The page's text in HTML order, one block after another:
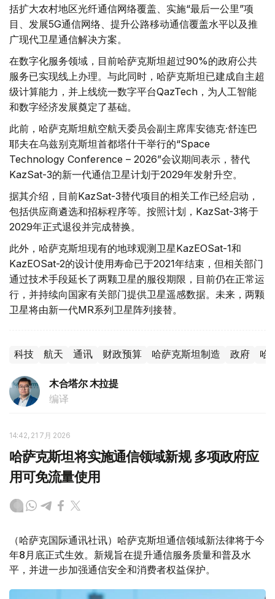
括扩大农村地区光纤通信网络覆盖、实施“最后一公里”项
目、发展5G通信网络、提升公路移动通信覆盖水平以及推
广现代卫星通信解决方案。
在数字化服务领域，目前哈萨克斯坦超过90%的政府公共
服务已实现线上办理。与此同时，哈萨克斯坦已建成自主超
级计算能力，并上线统一数字平台QazTech，为人工智能
和数字经济发展奠定了基础。
此前，哈萨克斯坦航空航天委员会副主席库安德克·舒连巴
耶夫在乌兹别克斯坦首都塔什干举行的“Space
Technology Conference – 2026”会议期间表示，替代
KazSat-3的新一代通信卫星计划于2029年发射升空。
据其介绍，目前KazSat-3替代项目的相关工作已经启动，
包括供应商遴选和招标程序等。按照计划，KazSat-3将于
2029年正式退役并完成替换。
此外，哈萨克斯坦现有的地球观测卫星KazEOSat-1和
KazEOSat-2的设计使用寿命已于2021年结束，但相关部门
通过技术手段延长了两颗卫星的服役期限，目前仍在正常运
行，并持续向国家有关部门提供卫星遥感数据。未来，两颗
卫星将由新一代MR系列卫星阵列接替。
科技 航天 通讯 财政预算 哈萨克斯坦制造 政府 哈
木合塔尔 木拉提
编译
14:42, 21 7月 2026
哈萨克斯坦将实施通信领域新规 多项政府应
用可免流量使用
（哈萨克国际通讯社讯）哈萨克斯坦通信领域新法律将于今
年8月底正式生效。新规旨在提升通信服务质量和普及水
平，并进一步加强通信安全和消费者权益保护。